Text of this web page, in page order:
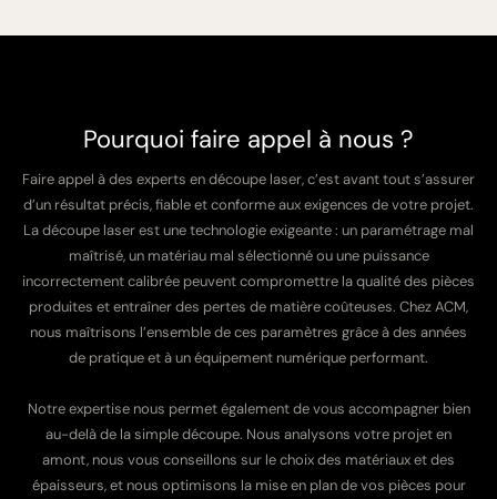
Pourquoi faire appel à nous ?
Faire appel à des experts en découpe laser, c’est avant tout s’assurer
d’un résultat précis, fiable et conforme aux exigences de votre projet.
La découpe laser est une technologie exigeante : un paramétrage mal
maîtrisé, un matériau mal sélectionné ou une puissance
incorrectement calibrée peuvent compromettre la qualité des pièces
produites et entraîner des pertes de matière coûteuses. Chez ACM,
nous maîtrisons l’ensemble de ces paramètres grâce à des années
de pratique et à un équipement numérique performant.
Notre expertise nous permet également de vous accompagner bien
au-delà de la simple découpe. Nous analysons votre projet en
amont, nous vous conseillons sur le choix des matériaux et des
épaisseurs, et nous optimisons la mise en plan de vos pièces pour